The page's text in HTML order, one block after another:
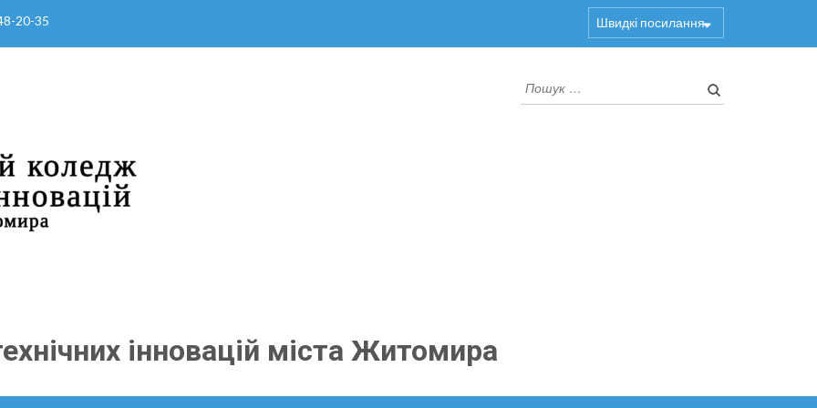
20-35 Швидкі посилання
інновацій міста Житомира
Пошук: